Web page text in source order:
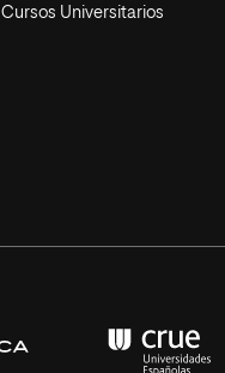
Cursos Universitarios